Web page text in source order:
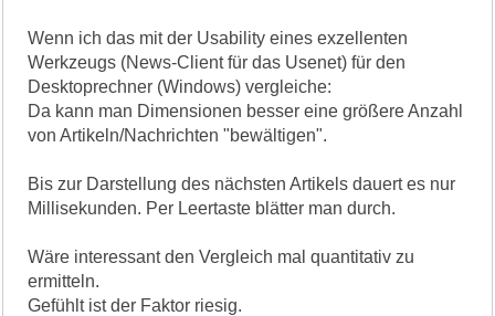
Wenn ich das mit der Usability eines exzellenten
Werkzeugs (News-Client für das Usenet) für den
Desktoprechner (Windows) vergleiche:
Da kann man Dimensionen besser eine größere Anzahl
von Artikeln/Nachrichten "bewältigen".
Bis zur Darstellung des nächsten Artikels dauert es nur
Millisekunden. Per Leertaste blätter man durch.
Wäre interessant den Vergleich mal quantitativ zu
ermitteln.
Gefühlt ist der Faktor riesig.